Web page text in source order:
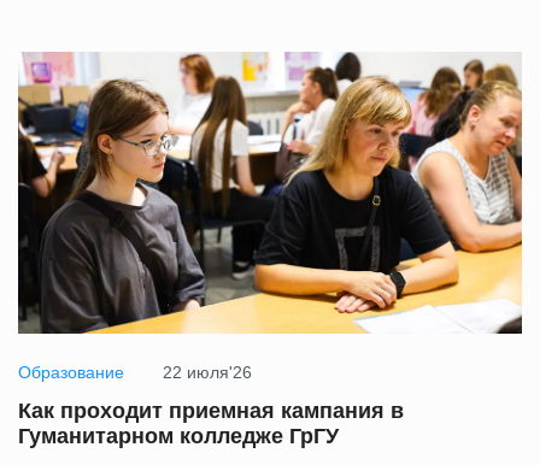
Образование 22 июля'26
Как проходит приемная кампания в
Гуманитарном колледже ГрГУ